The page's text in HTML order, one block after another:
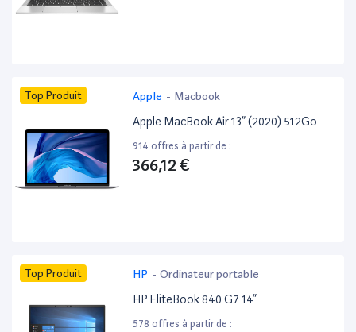
Top Produit Apple - Macbook
Apple MacBook Air 13” (2020) 512Go
914 offres à partir de :
366,12 €
Top Produit HP - Ordinateur portable
HP EliteBook 840 G7 14”
578 offres à partir de :